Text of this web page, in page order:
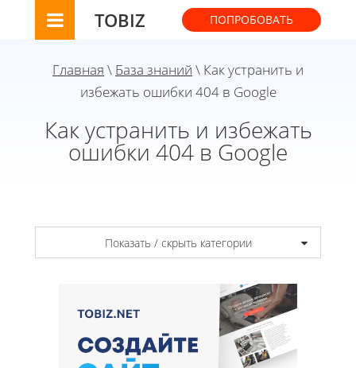
TOBIZ ПОПРОБОВАТЬ
Главная \ База знаний \ Как устранить и
избежать ошибки 404 в Google
Как устранить и избежать
ошибки 404 в Google
Показать / скрыть категории